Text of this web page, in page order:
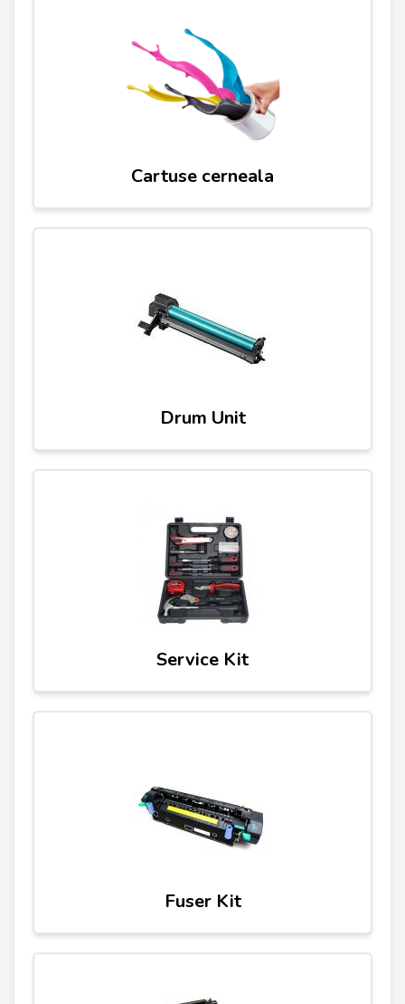
Cartuse cerneala
Drum Unit
Service Kit
Fuser Kit